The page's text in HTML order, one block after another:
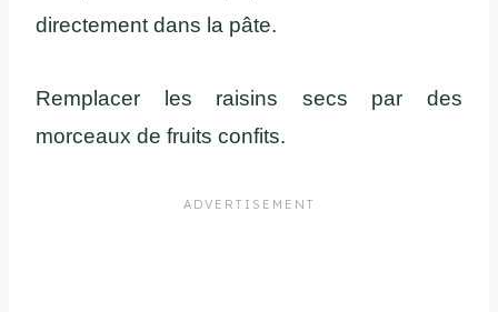
directement dans la pâte.
Remplacer les raisins secs par des
morceaux de fruits confits.